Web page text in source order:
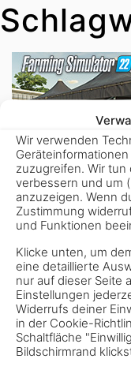
Wir verwenden
zuzugreifen. Wir tun
verbessern und um
anzuzeigen. Wenn
Zustimmung
und Funktionen
Klicke unten, um
eine detaillierte
nur auf dieser Seite
Einstellungen
Widerrufs deiner
in der Cookie-
Schaltfläche
Bildschirmrand
20. April 2024
FS22 Farm
FS22 Farm
steigern: Mit